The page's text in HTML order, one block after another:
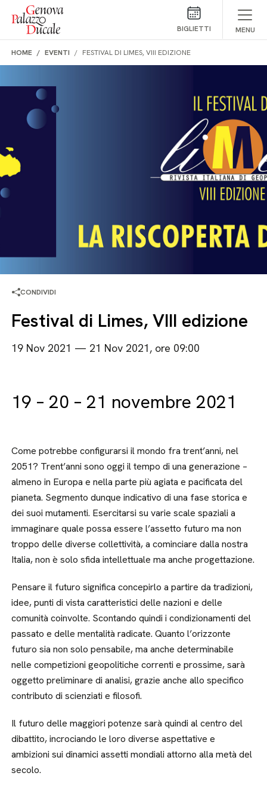
Salta al contenuto
BIGLIETTI MENU
HOME EVENTI FESTIVAL DI LIMES, VIII EDIZIONE
CONDIVIDI
Festival di Limes, VIII edizione
19 Nov 2021 — 21 Nov 2021, ore 09:00
19 – 20 – 21 novembre 2021
Come potrebbe configurarsi il mondo fra trent’anni, nel
2051? Trent’anni sono oggi il tempo di una generazione –
almeno in Europa e nella parte più agiata e pacificata del
pianeta. Segmento dunque indicativo di una fase storica e
dei suoi mutamenti. Esercitarsi su varie scale spaziali a
immaginare quale possa essere l’assetto futuro ma non
troppo delle diverse collettività, a cominciare dalla nostra
Italia, non è solo sfida intellettuale ma anche progettazione.
Pensare il futuro significa concepirlo a partire da tradizioni,
idee, punti di vista caratteristici delle nazioni e delle
comunità coinvolte. Scontando quindi i condizionamenti del
passato e delle mentalità radicate. Quanto l’orizzonte
futuro sia non solo pensabile, ma anche determinabile
nelle competizioni geopolitiche correnti e prossime, sarà
oggetto preliminare di analisi, grazie anche allo specifico
contributo di scienziati e filosofi.
Il futuro delle maggiori potenze sarà quindi al centro del
dibattito, incrociando le loro diverse aspettative e
ambizioni sui dinamici assetti mondiali attorno alla metà del
secolo.